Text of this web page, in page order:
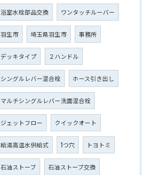
浴室水栓部品交換 ワンタッチルーバー
羽生市 埼玉県羽生市 事務所
デッキタイプ ２ハンドル
シングルレバー混合栓 ホース引き出し
マルチシングルレバー洗面混合栓
ジェットフロー クイックオート
給湯高温水供給式 1つ穴 トヨトミ
石油ストーブ 石油ストーブ交換